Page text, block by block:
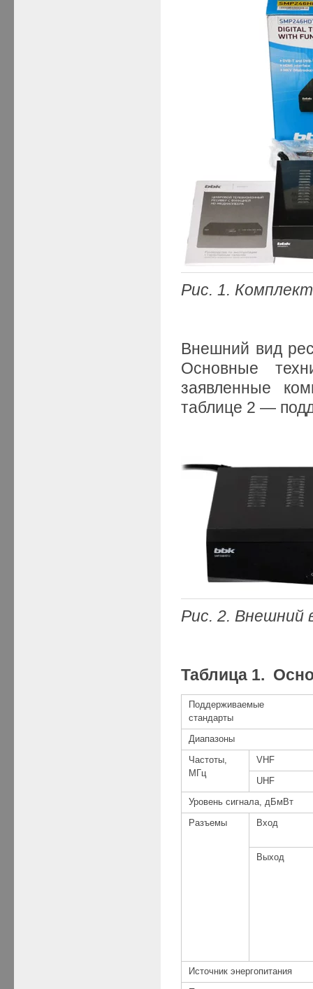
Рис. 1.
Внешний вид
Основные
заявленные
таблице 2 —
Рис. 2. Внешний
Таблица 1.
Поддерживаемые
стандарты
Диапазоны
Частоты,
МГц
VHF
UHF
Уровень сигнала, дБмВт
Разъемы Вход
Выход
Источник энергопитания